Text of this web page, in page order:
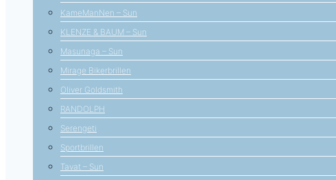
KameManNen – Sun
KLENZE & BAUM – Sun
Masunaga – Sun
Mirage Bikerbrillen
Oliver Goldsmith
RANDOLPH
Serengeti
Sportbrillen
Tavat – Sun